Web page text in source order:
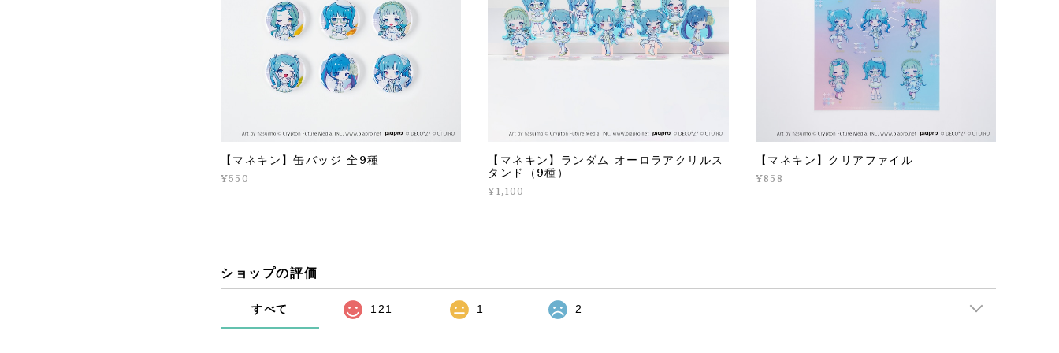
【マネキン】缶バッジ 全9種
¥550
【マネキン】ランダム オーロラアクリルス
タンド（9種）
¥1,100
【マネキン】クリアファイル
¥858
ショップの評価
すべて 121 1 2